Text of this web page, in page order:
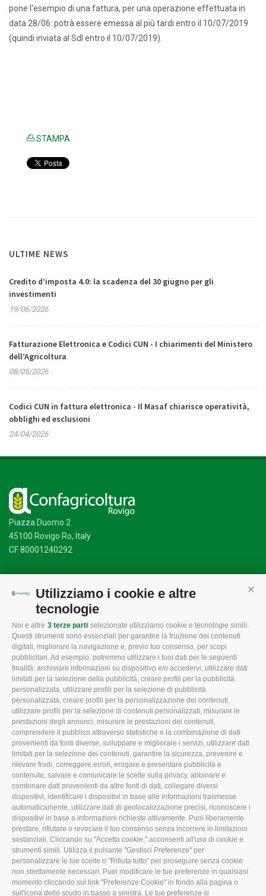
Utilizziamo i cookie e altre
tecnologie
Noi e altre 3 terze parti selezionate utilizziamo cookie e tecnologie simili.
Questi strumenti sono essenziali per garantire la fruizione dei contenuti
digitali, migliorare la navigazione e, previo tuo consenso, per scopi
pubblicitari. Ad esempio, potremmo utilizzare i tuoi dati per le seguenti
finalità: archiviare informazioni su dispositivo e/o accedervi, utilizzare dati
limitati per la selezione della pubblicità, creare profili per la pubblicità
personalizzata, utilizzare profili per la selezione di pubblicità
personalizzata, creare profili per la personalizzazione dei contenuti,
utilizzare profili per la selezione di contenuti personalizzati, misurare le
prestazioni degli annunci, misurare le prestazioni dei contenuti,
comprendere il pubblico attraverso statistiche o la combinazione di dati
provenienti da fonti diverse, sviluppare e migliorare i servizi, utilizzare dati
limitati per la selezione dei contenuti, garantire la sicurezza, prevenire e
rilevare frodi, correggere errori, erogare e presentare pubblicità e
contenuto, salvare e comunicare le scelte sulla privacy, abbinare e
combinare dati provenienti da altre fonti di dati, collegare diversi
dispositivi, identificare i dispositivi in base alle informazioni trasmesse
automaticamente, utilizzare dati di geolocalizzazione precisi, riconoscere i
dispositivi in base a informazioni richieste attivamente. Puoi liberamente
prestare, rifiutare o revocare il tuo consenso senza incorrere in limitazioni
sostanziali. Cliccando su "Accetta cookie," acconsenti all'uso di cookie e
strumenti simili. Utilizza il pulsante "Gestisci Preferenze" per
personalizzare le tue scelte o "Rifiuta tutto" per proseguire senza cookie
non strettamente necessari. Puoi modificare le tue preferenze in qualsiasi
momento cliccando sul link "Preferenze Cookie" in fondo alla pagina o
sull'icona dello scudo in basso a sinistra. Le tue preferenze si
pone l'esempio di una fattura, per una operazione effettuata in
data 28/06: potrà essere emessa al più tardi entro il 10/07/2019
(quindi inviata al SdI entro il 10/07/2019).
STAMPA
ULTIME NEWS
Credito d’imposta 4.0: la scadenza del 30 giugno per gli
investimenti
19/06/2026
Fatturazione Elettronica e Codici CUN - I chiarimenti del Ministero
dell’Agricoltura
08/05/2026
Codici CUN in fattura elettronica - Il Masaf chiarisce operatività,
obblighi ed esclusioni
24/04/2026
Piazza Duomo 2
45100 Rovigo Ro, Italy
CF 80001240292
Mappa del sito/Privacy Policy/Cookie Policy
CONFAGRICOLTURA
ROVIGO
L'Associazione
Missione e Progetto
Organigramma aziendale
I Nostri Servizi
Uffici della Sede provinciale
Le Sedi di Zona
Agricoltori S.r.l.
Whistleblowing
Confagricoltura Rovigo e
Agricoltori srl
CONFAGRICOLTURA
INFORMA
Tecnico
Fiscale
Lavoro
Ambiente
Associazione
CONFAGRICOLTURA ATTIVA
Notizie in evidenza
Eventi
Comunicati Stampa
Video
Iscrizione Newsletter
Newsletter